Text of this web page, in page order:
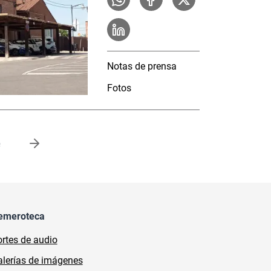
Notas de prensa
Fotos
de audio
de imágenes